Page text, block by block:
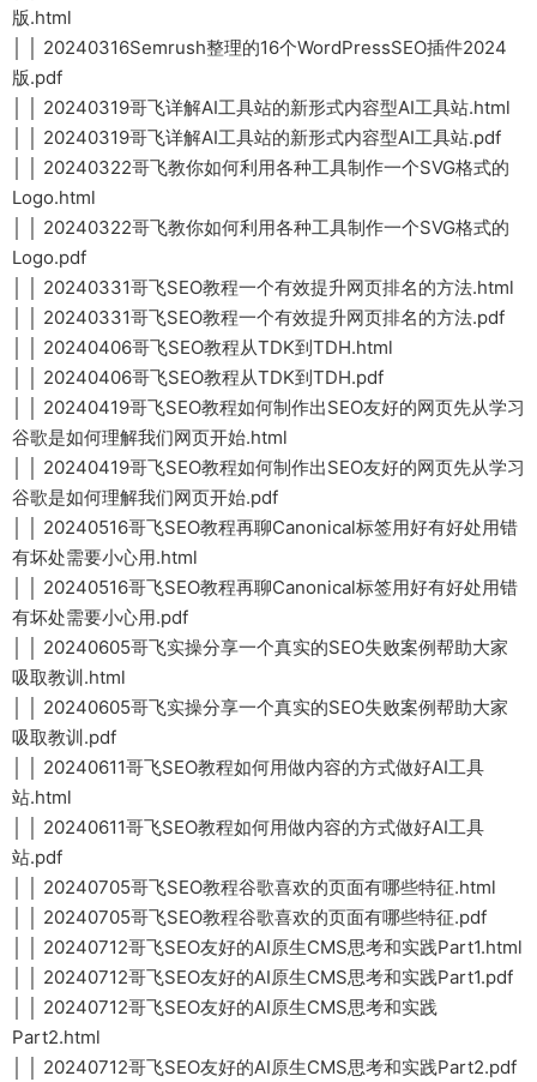
版.html
│ │ 20240316Semrush整理的16个WordPressSEO插件2024
版.pdf
│ │ 20240319哥飞详解AI工具站的新形式内容型AI工具站.html
│ │ 20240319哥飞详解AI工具站的新形式内容型AI工具站.pdf
│ │ 20240322哥飞教你如何利用各种工具制作一个SVG格式的
Logo.html
│ │ 20240322哥飞教你如何利用各种工具制作一个SVG格式的
Logo.pdf
│ │ 20240331哥飞SEO教程一个有效提升网页排名的方法.html
│ │ 20240331哥飞SEO教程一个有效提升网页排名的方法.pdf
│ │ 20240406哥飞SEO教程从TDK到TDH.html
│ │ 20240406哥飞SEO教程从TDK到TDH.pdf
│ │ 20240419哥飞SEO教程如何制作出SEO友好的网页先从学习
谷歌是如何理解我们网页开始.html
│ │ 20240419哥飞SEO教程如何制作出SEO友好的网页先从学习
谷歌是如何理解我们网页开始.pdf
│ │ 20240516哥飞SEO教程再聊Canonical标签用好有好处用错
有坏处需要小心用.html
│ │ 20240516哥飞SEO教程再聊Canonical标签用好有好处用错
有坏处需要小心用.pdf
│ │ 20240605哥飞实操分享一个真实的SEO失败案例帮助大家
吸取教训.html
│ │ 20240605哥飞实操分享一个真实的SEO失败案例帮助大家
吸取教训.pdf
│ │ 20240611哥飞SEO教程如何用做内容的方式做好AI工具
站.html
│ │ 20240611哥飞SEO教程如何用做内容的方式做好AI工具
站.pdf
│ │ 20240705哥飞SEO教程谷歌喜欢的页面有哪些特征.html
│ │ 20240705哥飞SEO教程谷歌喜欢的页面有哪些特征.pdf
│ │ 20240712哥飞SEO友好的AI原生CMS思考和实践Part1.html
│ │ 20240712哥飞SEO友好的AI原生CMS思考和实践Part1.pdf
│ │ 20240712哥飞SEO友好的AI原生CMS思考和实践
Part2.html
│ │ 20240712哥飞SEO友好的AI原生CMS思考和实践Part2.pdf